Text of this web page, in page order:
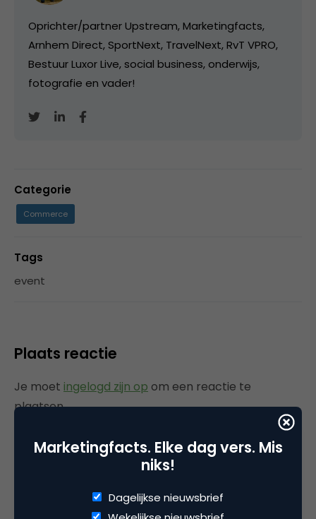
Oprichter/partner Upstream, Marketingfacts,
Arnhem Direct, SportNext, TravelNext, RvT VPRO,
Bestuur Luxor Live, social business, onderwijs,
fotografie en vader!
Categorie
Commerce
Tags
event
Plaats reactie
Je moet ingelogd zijn op om een reactie te
plaatsen.
Marketingfacts. Elke dag vers. Mis
niks!
Dagelijkse nieuwsbrief